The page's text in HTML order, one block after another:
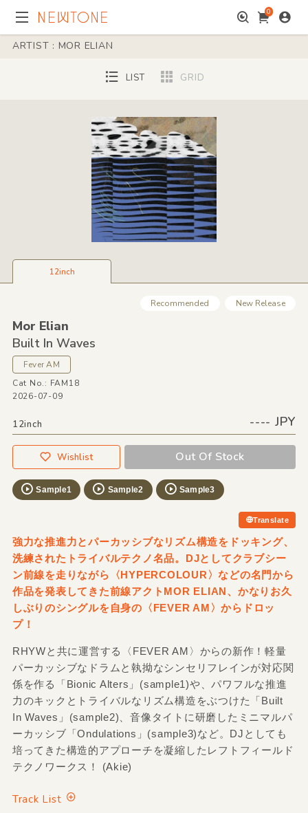
0
ARTIST : MOR ELIAN
LIST GRID
12inch
Recommended New Release
Mor Elian
Built In Waves
Fever AM
Cat No.: FAM18
2026-07-09
12inch ---- JPY
Wishlist Out Of Stock
Sample1 Sample2 Sample3
Translate
強力な推進力とパーカッシブなリズム構造をドッキング、
洗練されたトライバルテクノ名品。DJとしてクラブシー
ン前線を走りながら〈HYPERCOLOUR〉などの名門から
作品を発表してきた前線アクトMOR ELIAN、かなりお久
しぶりのシングルを自身の〈FEVER AM〉からドロッ
プ！
RHYWと共に運営する〈FEVER AM〉からの新作！軽量
パーカッシブなドラムと執拗なシンセリフレインが対応関
係を作る「Bionic Alters」(sample1)や、パワフルな推進
力のキックとトライバルなリズム構造をぶつけた「Built
In Waves」(sample2)、音像タイトに研磨したミニマルパ
ーカッシブ「Ondulations」(sample3)など。DJとしても
培ってきた構造的アプローチを凝縮したレフトフィールド
テクノワークス！ (Akie)
Track List